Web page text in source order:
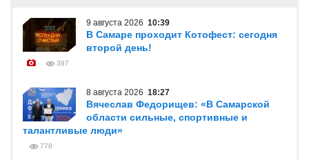
9 августа 2026 10:39
В Самаре проходит Котофест: сегодня
второй день!
397
8 августа 2026 18:27
Вячеслав Федорищев: «В Самарской
области сильные, спортивные и
талантливые люди»
778